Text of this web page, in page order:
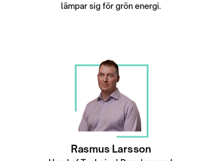
lämpar sig för grön energi.
Rasmus Larsson